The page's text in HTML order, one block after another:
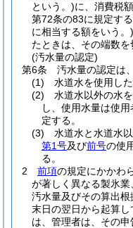
という。)に、消費税
第72条の83に規定す
に相当する額をいう。)
たときは、その端数
(汚水量の認定)
第6条
汚水量の認定は
(1)
水道水を使用し
(2)
水道水以外の水
し、使用水量は使
定する。
(3)
水道水と水道水
第1号及び前号の使
る。
2
前項の規定にかかわ
が著しく異なる製氷業
汚水量及びその算出
末日の翌日から起算
は、管理者は、その